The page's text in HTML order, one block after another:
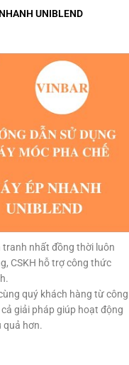
UNIBLEND
tranh nhất đồng thời luôn
CSKH hỗ trợ công thức
quý khách hàng từ công
giải pháp giúp hoạt động
quả hơn.